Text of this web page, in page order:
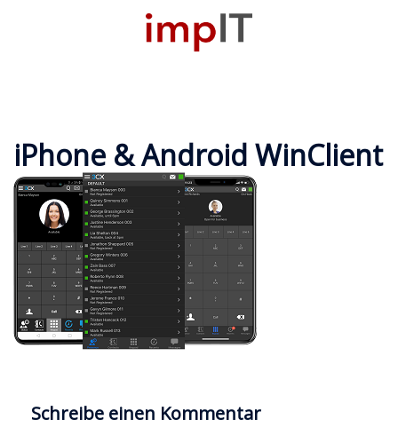
iPhone & Android WinClient
Schreibe einen Kommentar